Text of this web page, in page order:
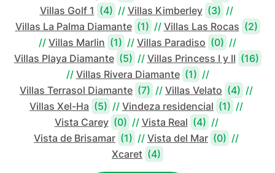
Villas Golf 1 (4) // Villas Kimberley (3) //
Villas La Palma Diamante (1) // Villas Las Rocas (2)
// Villas Marlin (1) // Villas Paradiso (0) //
Villas Playa Diamante (5) // Villas Princess I y II (16)
// Villas Rivera Diamante (1) //
Villas Terrasol Diamante (7) // Villas Velato (4) //
Villas Xel-Ha (5) // Vindeza residencial (1) //
Vista Carey (0) // Vista Real (4) //
Vista de Brisamar (1) // Vista del Mar (0) //
Xcaret (4)